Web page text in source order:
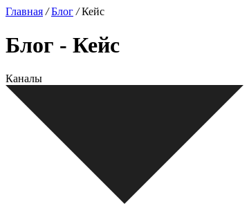
Главная / Блог / Кейс
Блог - Кейс
Каналы